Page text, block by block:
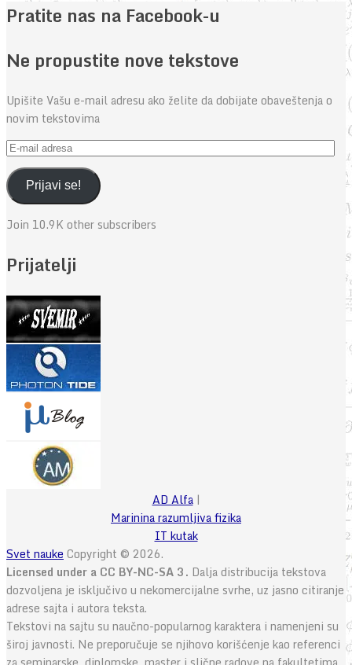
Pratite nas na Facebook-u
Ne propustite nove tekstove
Upišite Vašu e-mail adresu ako želite da dobijate obaveštenja o
novim tekstovima
E-
mail
adresaPrijavi se!
Join 10.9K other subscribers
Prijatelji
AD Alfa|
Marinina razumljiva fizika
IT kutak
Svet nauke Copyright © 2026.
Licensed under a CC BY-NC-SA 3. Dalja distribucija tekstova
dozvoljena je isključivo u nekomercijalne svrhe, uz jasno citiranje
adrese sajta i autora teksta.
Tekstovi na sajtu su naučno-popularnog karaktera i namenjeni su
široj javnosti. Ne preporučuje se njihovo korišćenje kao referenci